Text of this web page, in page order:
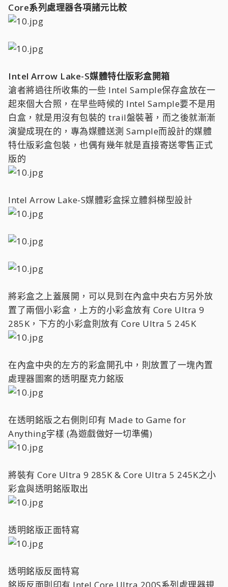
Core系列處理器各項諸元比較
Intel Arrow Lake-S媒體特仕版彩盒開箱
滄者將過往所收集的一些 Intel Sample保存盒放在一
起來個大合照，在早些時候的 Intel Sample要不是用
白盒，就是用沒有包裝的 trail盤裝著，而之後就漸漸
演變成現在的，專為媒體送測 Sample而設計的媒體
特仕版彩盒包裝，也偶有幾年就是直接寄送零售正式
版的
Intel Arrow Lake-S媒體彩盒採立體斜梯型設計
將彩盒之上蓋展開，可以見到在內盒中央右方另外放
置了兩個小彩盒，上方的小彩盒放有 Core Ultra 9
285K，下方的小彩盒則放有 Core Ultra 5 245K
在內盒中央的左方的彩盒開孔中，則放置了一塊內置
處理器圖案的透明壓克力銘版
在透明銘版之右側則印有 Made to Game for
Anything字樣 (為遊戲做好一切準備)
將裝有 Core Ultra 9 285K & Core Ultra 5 245K之小
彩盒與透明銘版取出
透明銘版正面特寫
透明銘版反面特寫